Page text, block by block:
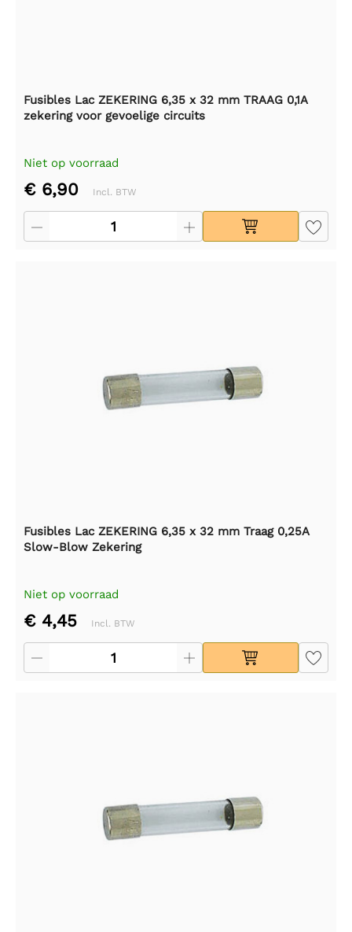
Fusibles Lac ZEKERING 6,35 x 32 mm TRAAG 0,1A
zekering voor gevoelige circuits
Niet op voorraad
€ 6,90 Incl. BTW
Fusibles Lac ZEKERING 6,35 x 32 mm Traag 0,25A
Slow-Blow Zekering
Niet op voorraad
€ 4,45 Incl. BTW